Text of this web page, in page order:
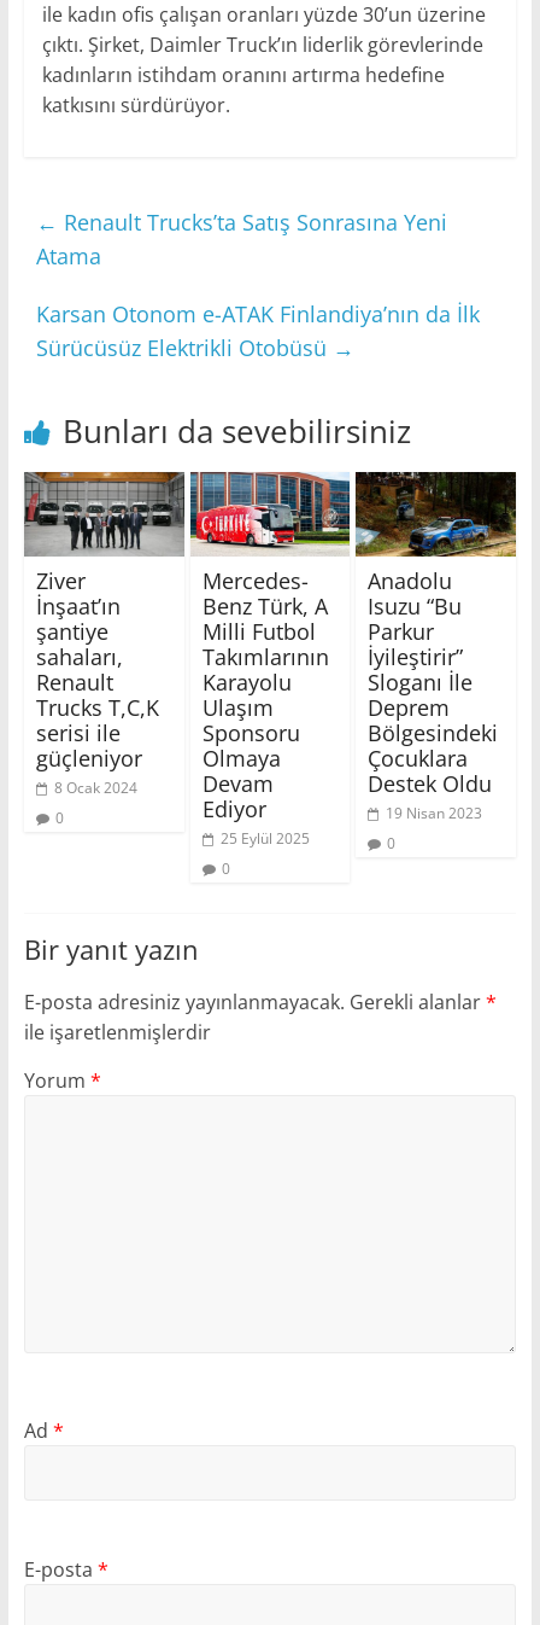
ile kadın ofis çalışan oranları yüzde 30’un üzerine
çıktı. Şirket, Daimler Truck’ın liderlik görevlerinde
kadınların istihdam oranını artırma hedefine
katkısını sürdürüyor.
← Renault Trucks’ta Satış Sonrasına Yeni
Atama
Karsan Otonom e-ATAK Finlandiya’nın da İlk
Sürücüsüz Elektrikli Otobüsü →
Bunları da sevebilirsiniz
Ziver
İnşaat’ın
şantiye
sahaları,
Renault
Trucks T,C,K
serisi ile
güçleniyor
8 Ocak 2024
0
Mercedes-
Benz Türk, A
Milli Futbol
Takımlarının
Karayolu
Ulaşım
Sponsoru
Olmaya
Devam
Ediyor
25 Eylül 2025
0
Anadolu
Isuzu “Bu
Parkur
İyileştirir”
Sloganı İle
Deprem
Bölgesindeki
Çocuklara
Destek Oldu
19 Nisan 2023
0
Bir yanıt yazın
E-posta adresiniz yayınlanmayacak. Gerekli alanlar*
ile işaretlenmişlerdir
Yorum *
Ad *
E-posta *